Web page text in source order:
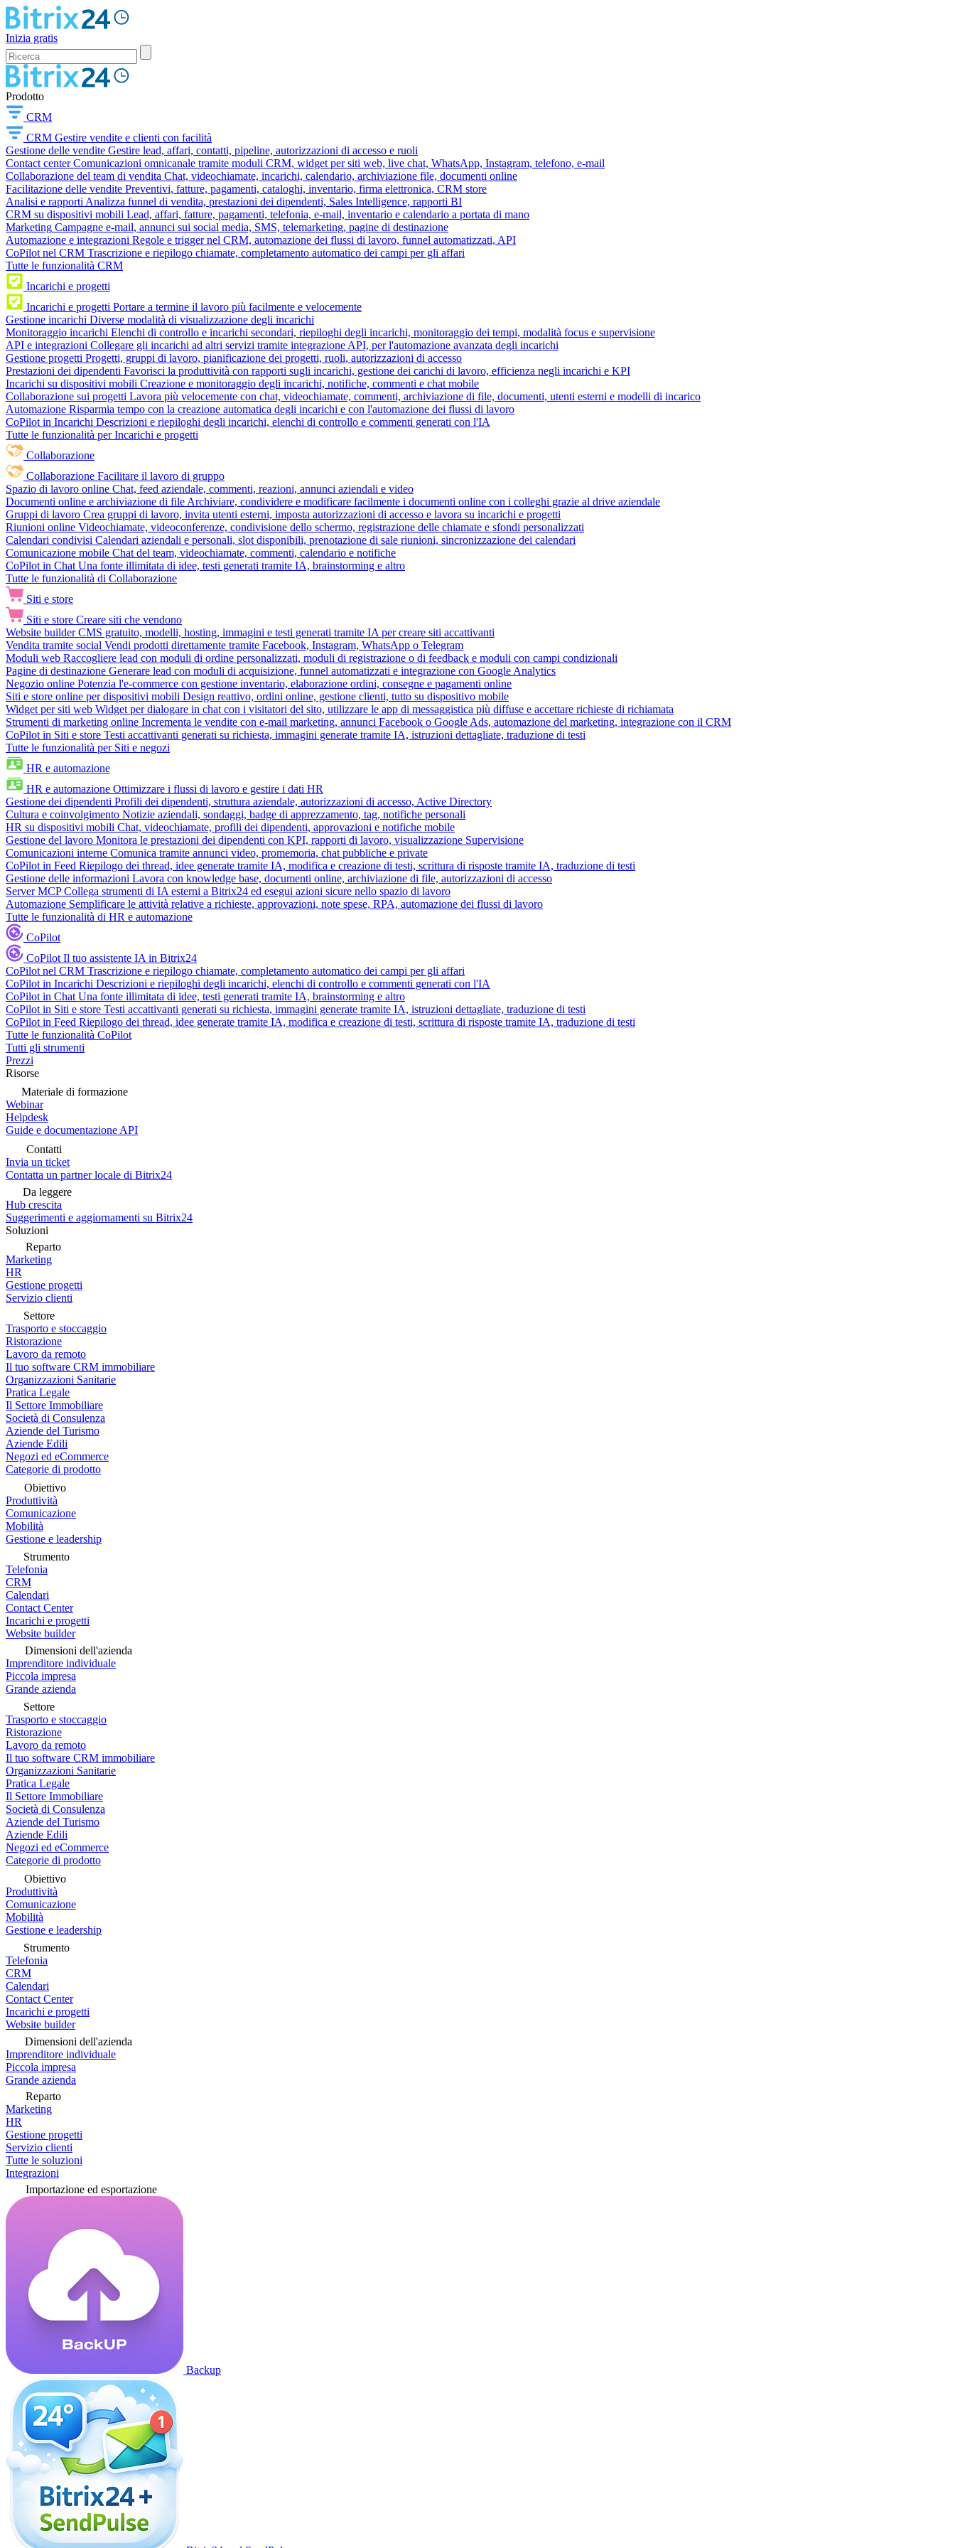
Inizia gratis
Prodotto
CRM
CRM Gestire vendite e clienti con facilità
Gestione delle vendite Gestire lead, affari, contatti, pipeline, autorizzazioni di accesso e ruoli
Contact center Comunicazioni omnicanale tramite moduli CRM, widget per siti web, live chat, WhatsApp, Instagram, telefono, e-mail
Collaborazione del team di vendita Chat, videochiamate, incarichi, calendario, archiviazione file, documenti online
Facilitazione delle vendite Preventivi, fatture, pagamenti, cataloghi, inventario, firma elettronica, CRM store
Analisi e rapporti Analizza funnel di vendita, prestazioni dei dipendenti, Sales Intelligence, rapporti BI
CRM su dispositivi mobili Lead, affari, fatture, pagamenti, telefonia, e-mail, inventario e calendario a portata di mano
Marketing Campagne e-mail, annunci sui social media, SMS, telemarketing, pagine di destinazione
Automazione e integrazioni Regole e trigger nel CRM, automazione dei flussi di lavoro, funnel automatizzati, API
CoPilot nel CRM Trascrizione e riepilogo chiamate, completamento automatico dei campi per gli affari
Tutte le funzionalità CRM
Incarichi e progetti
Incarichi e progetti Portare a termine il lavoro più facilmente e velocemente
Gestione incarichi Diverse modalità di visualizzazione degli incarichi
Monitoraggio incarichi Elenchi di controllo e incarichi secondari, riepiloghi degli incarichi, monitoraggio dei tempi, modalità focus e supervisione
API e integrazioni Collegare gli incarichi ad altri servizi tramite integrazione API, per l'automazione avanzata degli incarichi
Gestione progetti Progetti, gruppi di lavoro, pianificazione dei progetti, ruoli, autorizzazioni di accesso
Prestazioni dei dipendenti Favorisci la produttività con rapporti sugli incarichi, gestione dei carichi di lavoro, efficienza negli incarichi e KPI
Incarichi su dispositivi mobili Creazione e monitoraggio degli incarichi, notifiche, commenti e chat mobile
Collaborazione sui progetti Lavora più velocemente con chat, videochiamate, commenti, archiviazione di file, documenti, utenti esterni e modelli di incarico
Automazione Risparmia tempo con la creazione automatica degli incarichi e con l'automazione dei flussi di lavoro
CoPilot in Incarichi Descrizioni e riepiloghi degli incarichi, elenchi di controllo e commenti generati con l'IA
Tutte le funzionalità per Incarichi e progetti
Collaborazione
Collaborazione Facilitare il lavoro di gruppo
Spazio di lavoro online Chat, feed aziendale, commenti, reazioni, annunci aziendali e video
Documenti online e archiviazione di file Archiviare, condividere e modificare facilmente i documenti online con i colleghi grazie al drive aziendale
Gruppi di lavoro Crea gruppi di lavoro, invita utenti esterni, imposta autorizzazioni di accesso e lavora su incarichi e progetti
Riunioni online Videochiamate, videoconferenze, condivisione dello schermo, registrazione delle chiamate e sfondi personalizzati
Calendari condivisi Calendari aziendali e personali, slot disponibili, prenotazione di sale riunioni, sincronizzazione dei calendari
Comunicazione mobile Chat del team, videochiamate, commenti, calendario e notifiche
CoPilot in Chat Una fonte illimitata di idee, testi generati tramite IA, brainstorming e altro
Tutte le funzionalità di Collaborazione
Siti e store
Siti e store Creare siti che vendono
Website builder CMS gratuito, modelli, hosting, immagini e testi generati tramite IA per creare siti accattivanti
Vendita tramite social Vendi prodotti direttamente tramite Facebook, Instagram, WhatsApp o Telegram
Moduli web Raccogliere lead con moduli di ordine personalizzati, moduli di registrazione o di feedback e moduli con campi condizionali
Pagine di destinazione Generare lead con moduli di acquisizione, funnel automatizzati e integrazione con Google Analytics
Negozio online Potenzia l'e-commerce con gestione inventario, elaborazione ordini, consegne e pagamenti online
Siti e store online per dispositivi mobili Design reattivo, ordini online, gestione clienti, tutto su dispositivo mobile
Widget per siti web Widget per dialogare in chat con i visitatori del sito, utilizzare le app di messaggistica più diffuse e accettare richieste di richiamata
Strumenti di marketing online Incrementa le vendite con e-mail marketing, annunci Facebook o Google Ads, automazione del marketing, integrazione con il CRM
CoPilot in Siti e store Testi accattivanti generati su richiesta, immagini generate tramite IA, istruzioni dettagliate, traduzione di testi
Tutte le funzionalità per Siti e negozi
HR e automazione
HR e automazione Ottimizzare i flussi di lavoro e gestire i dati HR
Gestione dei dipendenti Profili dei dipendenti, struttura aziendale, autorizzazioni di accesso, Active Directory
Cultura e coinvolgimento Notizie aziendali, sondaggi, badge di apprezzamento, tag, notifiche personali
HR su dispositivi mobili Chat, videochiamate, profili dei dipendenti, approvazioni e notifiche mobile
Gestione del lavoro Monitora le prestazioni dei dipendenti con KPI, rapporti di lavoro, visualizzazione Supervisione
Comunicazioni interne Comunica tramite annunci video, promemoria, chat pubbliche e private
CoPilot in Feed Riepilogo dei thread, idee generate tramite IA, modifica e creazione di testi, scrittura di risposte tramite IA, traduzione di testi
Gestione delle informazioni Lavora con knowledge base, documenti online, archiviazione di file, autorizzazioni di accesso
Server MCP Collega strumenti di IA esterni a Bitrix24 ed esegui azioni sicure nello spazio di lavoro
Automazione Semplificare le attività relative a richieste, approvazioni, note spese, RPA, automazione dei flussi di lavoro
Tutte le funzionalità di HR e automazione
CoPilot
CoPilot Il tuo assistente IA in Bitrix24
CoPilot nel CRM Trascrizione e riepilogo chiamate, completamento automatico dei campi per gli affari
CoPilot in Incarichi Descrizioni e riepiloghi degli incarichi, elenchi di controllo e commenti generati con l'IA
CoPilot in Chat Una fonte illimitata di idee, testi generati tramite IA, brainstorming e altro
CoPilot in Siti e store Testi accattivanti generati su richiesta, immagini generate tramite IA, istruzioni dettagliate, traduzione di testi
CoPilot in Feed Riepilogo dei thread, idee generate tramite IA, modifica e creazione di testi, scrittura di risposte tramite IA, traduzione di testi
Tutte le funzionalità CoPilot
Tutti gli strumenti
Prezzi
Risorse
Materiale di formazione
Webinar
Helpdesk
Guide e documentazione API
Contatti
Invia un ticket
Contatta un partner locale di Bitrix24
Da leggere
Hub crescita
Suggerimenti e aggiornamenti su Bitrix24
Soluzioni
Reparto
Marketing
HR
Gestione progetti
Servizio clienti
Settore
Trasporto e stoccaggio
Ristorazione
Lavoro da remoto
Il tuo software CRM immobiliare
Organizzazioni Sanitarie
Pratica Legale
Il Settore Immobiliare
Società di Consulenza
Aziende del Turismo
Aziende Edili
Negozi ed eCommerce
Categorie di prodotto
Obiettivo
Produttività
Comunicazione
Mobilità
Gestione e leadership
Strumento
Telefonia
CRM
Calendari
Contact Center
Incarichi e progetti
Website builder
Dimensioni dell'azienda
Imprenditore individuale
Piccola impresa
Grande azienda
Settore
Trasporto e stoccaggio
Ristorazione
Lavoro da remoto
Il tuo software CRM immobiliare
Organizzazioni Sanitarie
Pratica Legale
Il Settore Immobiliare
Società di Consulenza
Aziende del Turismo
Aziende Edili
Negozi ed eCommerce
Categorie di prodotto
Obiettivo
Produttività
Comunicazione
Mobilità
Gestione e leadership
Strumento
Telefonia
CRM
Calendari
Contact Center
Incarichi e progetti
Website builder
Dimensioni dell'azienda
Imprenditore individuale
Piccola impresa
Grande azienda
Reparto
Marketing
HR
Gestione progetti
Servizio clienti
Tutte le soluzioni
Integrazioni
Importazione ed esportazione
Backup